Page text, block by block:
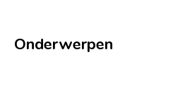
Onderwerpen